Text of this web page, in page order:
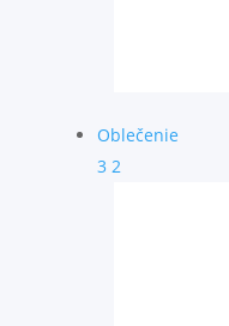
Oblečenie
3 2